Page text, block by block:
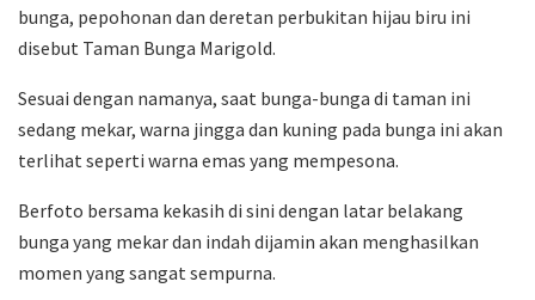
bunga, pepohonan dan deretan perbukitan hijau biru ini
disebut Taman Bunga Marigold.
Sesuai dengan namanya, saat bunga-bunga di taman ini
sedang mekar, warna jingga dan kuning pada bunga ini akan
terlihat seperti warna emas yang mempesona.
Berfoto bersama kekasih di sini dengan latar belakang
bunga yang mekar dan indah dijamin akan menghasilkan
momen yang sangat sempurna.